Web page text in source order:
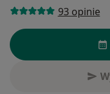
93 opinie